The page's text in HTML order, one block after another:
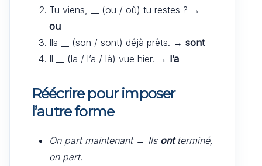
Tu viens, __ (ou / où) tu restes ? →
ou
Ils __ (son / sont) déjà prêts. → sont
Il __ (la / l’a / là) vue hier. → l’a
Réécrire pour imposer
l’autre forme
On part maintenant→ Ils ontterminé,
on part.